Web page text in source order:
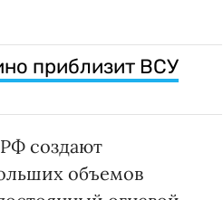
приблизит ВСУ
создают
объемов